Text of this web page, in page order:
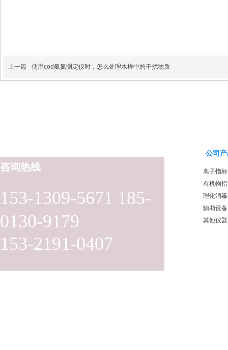
上一篇 使用cod氨氮测定仪时，怎么处理水样中的干扰物质
153-1309-5671 185-
0130-9179
153-2191-0407
咨询热线
公司
离子指标
有机物
理化消
辅助设备
其他仪器